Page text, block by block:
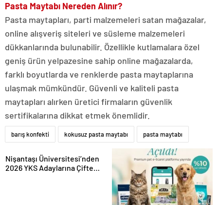
Pasta Maytabı Nereden Alınır?
Pasta maytapları, parti malzemeleri satan mağazalar,
online alışveriş siteleri ve süsleme malzemeleri
dükkanlarında bulunabilir. Özellikle kutlamalara özel
geniş ürün yelpazesine sahip online mağazalarda,
farklı boyutlarda ve renklerde pasta maytaplarına
ulaşmak mümkündür. Güvenli ve kaliteli pasta
maytapları alırken üretici firmaların güvenlik
sertifikalarına dikkat etmek önemlidir.
barış konfekti kokusuz pasta maytabı pasta maytabı
Nişantaşı Üniversitesi’nden
2026 YKS Adaylarına Çifte